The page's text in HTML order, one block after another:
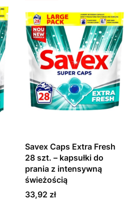
Savex Caps Extra Fresh
28 szt. – kapsułki do
prania z intensywną
świeżością
Cena
33,92 zł